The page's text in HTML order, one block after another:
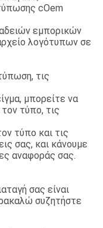
cOem
εμπορικών
λογότυπων σε
τις
μπορείτε να
τύπο, τις
τύπο και τις
σας, και κάνουμε
αναφοράς σας.
σας είναι
συζητήστε